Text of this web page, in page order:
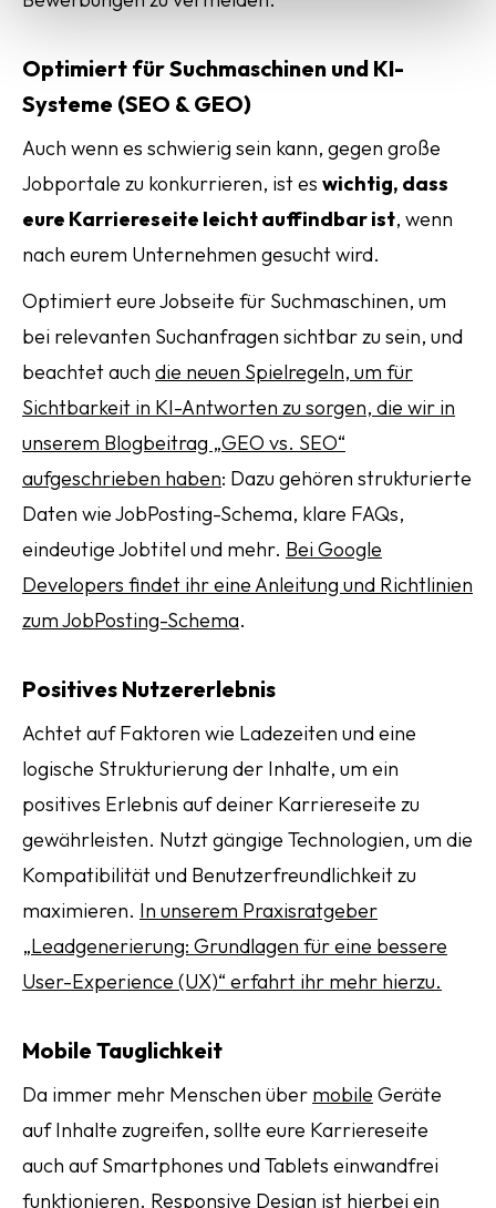
Optimiert für Suchmaschinen und KI-
Systeme (SEO & GEO)
Auch wenn es schwierig sein kann, gegen große
Jobportale zu konkurrieren, ist es wichtig, dass
eure Karriereseite leicht auffindbar ist, wenn
nach eurem Unternehmen gesucht wird.
Optimiert eure Jobseite für Suchmaschinen, um
bei relevanten Suchanfragen sichtbar zu sein, und
beachtet auch die neuen Spielregeln, um für
Sichtbarkeit in KI-Antworten zu sorgen, die wir in
unserem Blogbeitrag „GEO vs. SEO“
aufgeschrieben haben: Dazu gehören strukturierte
Daten wie JobPosting-Schema, klare FAQs,
eindeutige Jobtitel und mehr. Bei Google
Developers findet ihr eine Anleitung und Richtlinien
zum JobPosting-Schema.
Positives Nutzererlebnis
Achtet auf Faktoren wie Ladezeiten und eine
logische Strukturierung der Inhalte, um ein
positives Erlebnis auf deiner Karriereseite zu
gewährleisten. Nutzt gängige Technologien, um die
Kompatibilität und Benutzerfreundlichkeit zu
maximieren. In unserem Praxisratgeber
„Leadgenerierung: Grundlagen für eine bessere
User-Experience (UX)“ erfahrt ihr mehr hierzu.
Mobile Tauglichkeit
Da immer mehr Menschen über mobile Geräte
auf Inhalte zugreifen, sollte eure Karriereseite
auch auf Smartphones und Tablets einwandfrei
funktionieren. Responsive Design ist hierbei ein